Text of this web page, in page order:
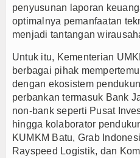
penyusunan laporan
optimalnya pemanfaatan
menjadi tantangan
Untuk itu, Kementerian
berbagai pihak
dengan ekosistem
perbankan termasuk Bank
non-bank seperti Pusat
hingga kolaborator
KUMKM Batu, Grab
Rayspeed Logistik, dan